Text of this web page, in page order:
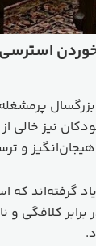
نیز خالی
و
یاد گرفته‌اند
کلافگی و